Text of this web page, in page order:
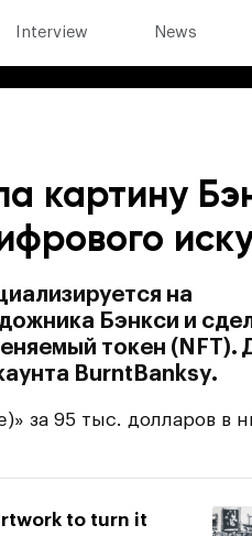
Interview News
картину
на
Бэнкси и
токен (NFT).
BurntBanksy.
за 95 тыс. долларов в
to turn it